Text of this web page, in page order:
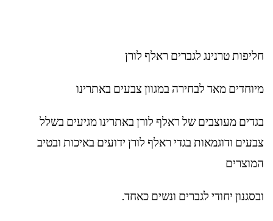
חליפות טרנינג לגברים ראלף לורן
מיוחדים מאד לבחירה במגוון צבעים באתרינו
בגדים מעוצבים של ראלף לורן באתרינו מגיעים בשלל
צבעים ודוגמאות בגדי ראלף לורן ידועים באיכות ובטיב
המוצרים
ובסגנון יחודי לגברים ונשים כאחד.